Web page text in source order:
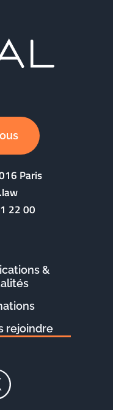
Paris
22 00
&
rejoindre